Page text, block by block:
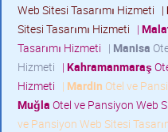
Web Sitesi Tasarımı Hizmeti |
Sitesi Tasarımı Hizmeti |
Tasarımı Hizmeti | Manisa
Hizmeti | Kahramanmaraş
Hizmeti | Mardin Otel ve
Muğla Otel ve Pansiyon Web
ve Pansiyon Web Sitesi